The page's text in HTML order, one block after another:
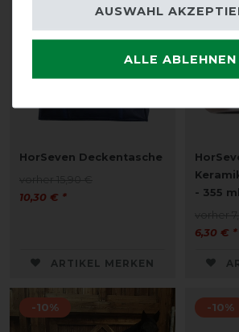
HorSeven Deckentasche
10,30 € *
ARTIKEL MERKEN
- 355 ml
6,30 € *
-10% -10%
ALLE ABLEHNEN
AUSWAHL